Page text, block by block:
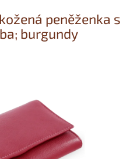
peněženka s
burgundy